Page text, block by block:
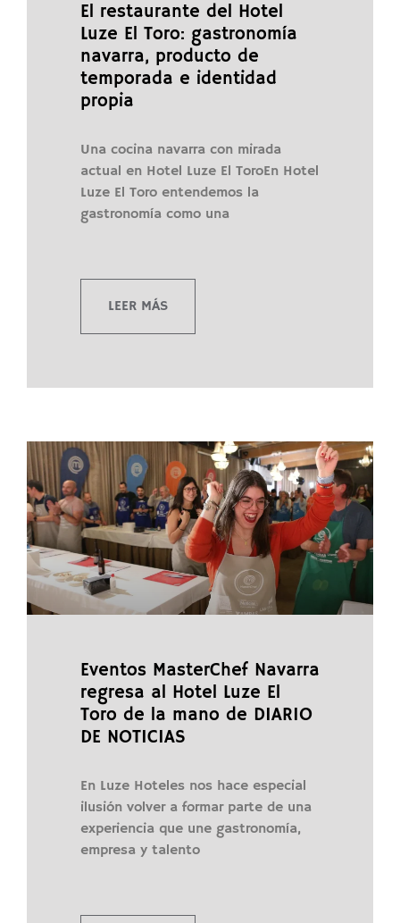
El restaurante del Hotel
Luze El Toro: gastronomía
navarra, producto de
temporada e identidad
propia
Una cocina navarra con mirada
actual en Hotel Luze El ToroEn Hotel
Luze El Toro entendemos la
gastronomía como una
LEER MÁS
Eventos MasterChef Navarra
regresa al Hotel Luze El
Toro de la mano de DIARIO
DE NOTICIAS
En Luze Hoteles nos hace especial
ilusión volver a formar parte de una
experiencia que une gastronomía,
empresa y talento